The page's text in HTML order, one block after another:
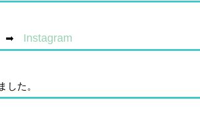
➡ Instagram
した。